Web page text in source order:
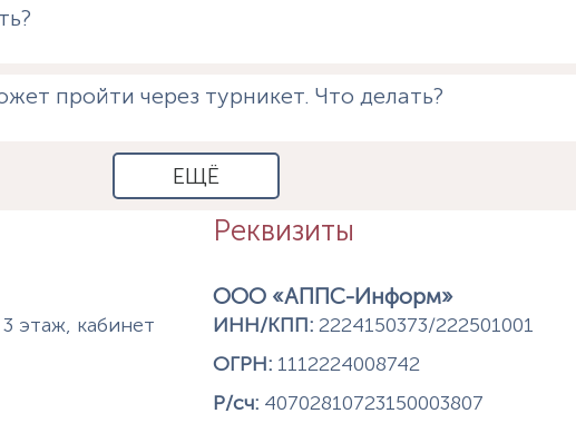
пройти через турникет. Что делать?
ЕЩЁ
этаж, кабинет
Реквизиты
ООО «АППС-Информ»
ИНН/КПП: 2224150373/222501001
ОГРН: 1112224008742
Р/сч: 40702810723150003807